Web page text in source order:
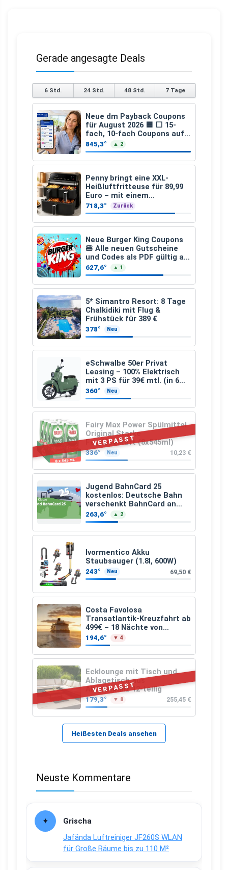
Gerade angesagte Deals
6 Std. 24 Std. 48 Std. 7 Tage
Neue dm Payback Coupons
für August 2026 🟦 ⬜ 15-
fach, 10-fach Coupons auf
den gesamten Einkauf ab 2
€
845,3° ▲ 2
Penny bringt eine XXL-
Heißluftfritteuse für 89,99
Euro – mit einem
besonderen Vorteil
718,3° Zurück
Neue Burger King Coupons
🍔 Alle neuen Gutscheine
und Codes als PDF gültig ab
25.07.2026 bis 04.09.2026
627,6° ▲ 1
5* Simantro Resort: 8 Tage
Chalkidiki mit Flug &
Frühstück für 389 €
378° Neu
eSchwalbe 50er Privat
Leasing – 100% Elektrisch
mit 3 PS für 39€ mtl. (in 6
schicken Farben LF: 0.43, 36
Monate, Bereitstellung:
159,00 €, 2.500 km/Jahr)
360° Neu
VERPASST
Fairy Max Power Spülmittel
Original Starke
Fettlösekraft (8x545ml)
336° Neu 10,23 €
Jugend BahnCard 25
kostenlos: Deutsche Bahn
verschenkt BahnCard an
Kinder und Jugendliche
263,6° ▲ 2
Ivormentico Akku
Staubsauger (1.8l, 600W)
243° Neu 69,50 €
Costa Favolosa
Transatlantik-Kreuzfahrt ab
499€ – 18 Nächte von
Hamburg nach Guadeloupe
194,6° ▼ 4
VERPASST
Ecklounge mit Tisch und
Ablagetisch aus
Akazienholz 12-teilig
179,3° ▼ 8 255,45 €
Heißesten Deals ansehen
Neuste Kommentare
Grischa
Jafända Luftreiniger JF260S WLAN
für Große Räume bis zu 110 M²